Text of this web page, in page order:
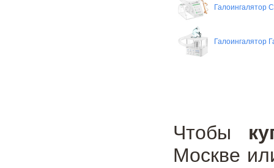
Галоингалятор
Галоингалятор
Чтобы
Москве